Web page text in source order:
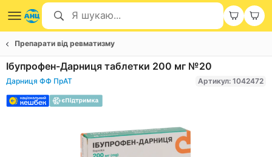
Препарати від ревматизму
Ібупрофен-Дарниця таблетки 200 мг №20
Дарниця ФФ ПрАТ Артикул: 1042472